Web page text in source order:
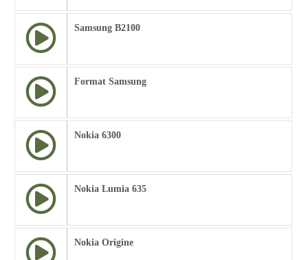
Samsung B2100
Format Samsung
Nokia 6300
Nokia Lumia 635
Nokia Origine